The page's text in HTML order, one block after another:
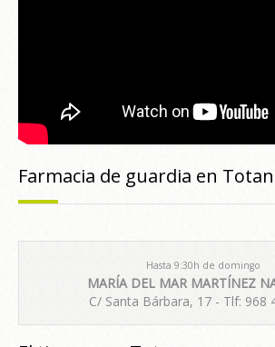
Farmacia de guardia en
Hasta 9:30h de domingo
MARÍA DEL MAR MARTÍNEZ
C/ Santa Bárbara, 17 - Tlf: 968